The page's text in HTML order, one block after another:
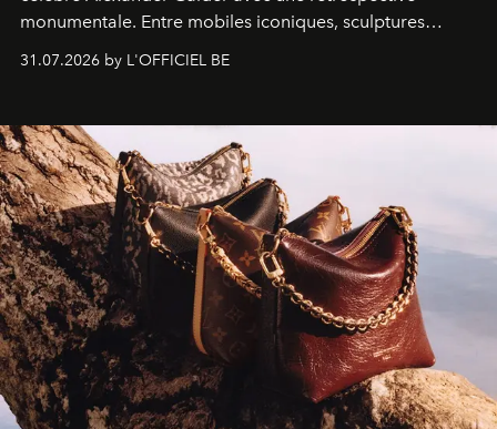
monumentale. Entre mobiles iconiques, sculptures
américain investit les espaces imaginés par Frank Gehry
sculpture.
31.07.2026 by L'OFFICIEL BE